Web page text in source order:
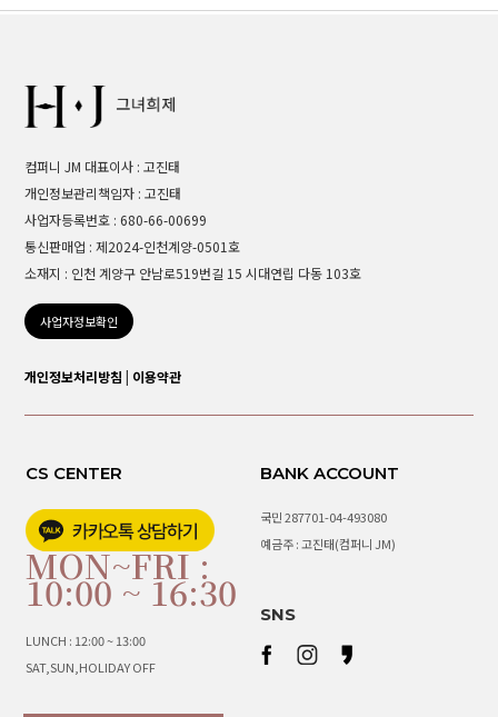
컴퍼니 JM 대표이사 : 고진태
개인정보관리책임자 : 고진태
사업자등록번호 : 680-66-00699
통신판매업 : 제2024-인천계양-0501호
소재지 : 인천 계양구 안남로519번길 15 시대연립 다동 103호
사업자정보확인
개인정보처리방침 | 이용약관
CS CENTER
MON~FRI :
10:00 ~ 16:30
LUNCH : 12:00 ~ 13:00
SAT,SUN,HOLIDAY OFF
BANK ACCOUNT
국민 287701-04-493080
예금주 : 고진태(컴퍼니 JM)
SNS